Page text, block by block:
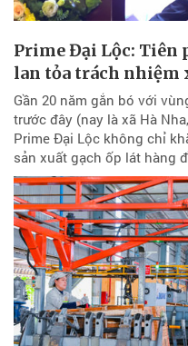
Prime Đại Lộc: Tiên
lan tỏa trách nhiệm
Gần 20 năm gắn bó với
trước đây (nay là xã Hà
Prime Đại Lộc không chỉ
sản xuất gạch ốp lát hàng